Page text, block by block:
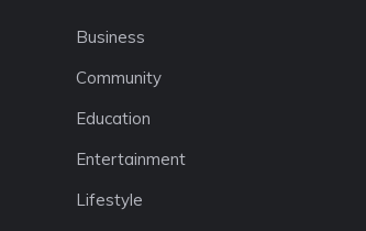
Business
Community
Education
Entertainment
Lifestyle